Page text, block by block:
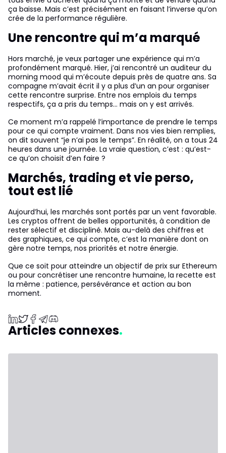
ça baisse. Mais c’est précisément en faisant l’inverse qu’on
crée de la performance régulière.
Une rencontre qui m’a marqué
Hors marché, je veux partager une expérience qui m’a
profondément marqué. Hier, j’ai rencontré un auditeur du
morning mood qui m’écoute depuis près de quatre ans. Sa
compagne m’avait écrit il y a plus d’un an pour organiser
cette rencontre surprise. Entre nos emplois du temps
respectifs, ça a pris du temps… mais on y est arrivés.
Ce moment m’a rappelé l’importance de prendre le temps
pour ce qui compte vraiment. Dans nos vies bien remplies,
on dit souvent “je n’ai pas le temps”. En réalité, on a tous 24
heures dans une journée. La vraie question, c’est : qu’est-
ce qu’on choisit d’en faire ?
Marchés, trading et vie perso,
tout est lié
Aujourd’hui, les marchés sont portés par un vent favorable.
Les cryptos offrent de belles opportunités, à condition de
rester sélectif et discipliné. Mais au-delà des chiffres et
des graphiques, ce qui compte, c’est la manière dont on
gère notre temps, nos priorités et notre énergie.
Que ce soit pour atteindre un objectif de prix sur Ethereum
ou pour concrétiser une rencontre humaine, la recette est
la même : patience, persévérance et action au bon
moment.
Articles connexes